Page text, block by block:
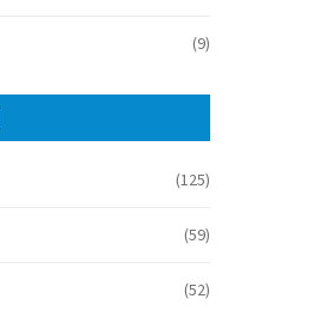
(9)
(125)
(59)
(52)